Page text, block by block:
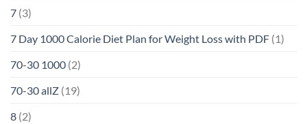
7 (3)
7 Day 1000 Calorie Diet Plan for Weight Loss with PDF (1)
70-30 1000 (2)
70-30 allZ (19)
8 (2)